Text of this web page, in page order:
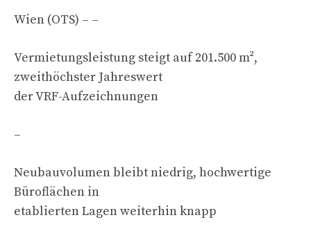
Wien (OTS) – –
Vermietungsleistung steigt auf 201.500 m²,
zweithöchster Jahreswert
der VRF-Aufzeichnungen
–
Neubauvolumen bleibt niedrig, hochwertige
Büroflächen in
etablierten Lagen weiterhin knapp